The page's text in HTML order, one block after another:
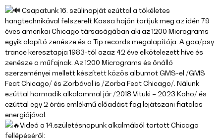
Csapatunk 16. szülinapját ezúttal a tökéletes
hangtechnikával felszerelt Kassa hajón tartjuk meg az idén 79
éves amerikai Chicago társaságában aki az 1200 Micrograms
egyik alapító zenésze és a Tip records megalapítója. A goa/psy
trance keresztapja 1983-tól azaz 42 éve elkötelezett híve és
zenésze a műfajnak. Az 1200 Micrograms és önálló
szerzeményei mellett készített közös albumot GMS-el /GMS
Feat Chicago/ és Zorbával is /Zorba Feat Chicago/. Nálunk
ezúttal harmadik alkalommal jár /2018 Vituki – 2023 Koho/ és
ezúttal egy 2 órás emlékmű előadást fog lejátszani fiatalos
energiájával.
Videó a 14.születésnapunk alkalmából tartott Chicago
fellépéséről: